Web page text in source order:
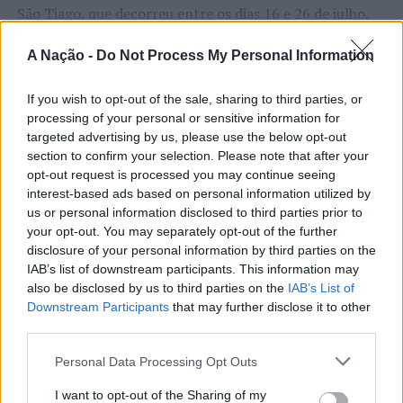
A Nação - Do Not Process My Personal Information
If you wish to opt-out of the sale, sharing to third parties, or
processing of your personal or sensitive information for
targeted advertising by us, please use the below opt-out
section to confirm your selection. Please note that after your
opt-out request is processed you may continue seeing
interest-based ads based on personal information utilized by
us or personal information disclosed to third parties prior to
your opt-out. You may separately opt-out of the further
disclosure of your personal information by third parties on the
IAB’s list of downstream participants. This information may
also be disclosed by us to third parties on the IAB’s List of
Downstream Participants that may further disclose it to other
Personal Data Processing Opt Outs
I want to opt-out of the Sharing of my
São Tiago, que decorreu entre os dias 16 e 26 de julho,
certames populares de Portugal. Com origens medievais
tradição, atividade económica, comércio, gastronomia,
animação cultural e divulgação empresarial,
constituindo um dos principais momentos de promoção
do município e da Beira Interior.
Para António Carlos, o crescimento alcançado ao longo
dos últimos anos representa o cumprimento dos
objetivos que traçou quando iniciou o seu percurso no
setor imobiliário. O empresário considera que o
reconhecimento conquistado resulta da proximidade
com a comunidade e da capacidade de apoiar não apenas
compradores e vendedores, mas também iniciativas
locais e projetos de desenvolvimento regional. Segundo
sua presença em vários concelhos da Beira Interior e
CONTINUAR A LER
ATUALIDADE
Rio de Janeiro: Governo do Estado
propõe parceria com a FUNCEX para
“reforçar inteligência sobre
comércio exterior”